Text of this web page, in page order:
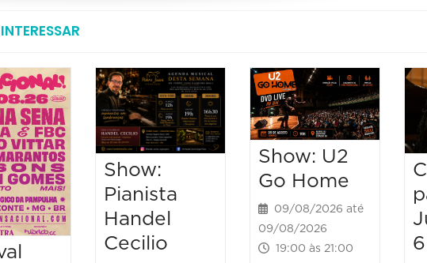
Show:
Pianista
Handel
Cecilio
Show: U2
Go Home
09/08/2026 até
09/08/2026
19:00 às 21:00
6